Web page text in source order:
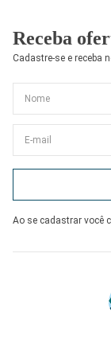
Receba
Cadastre-se e receba
Ao se cadastrar você